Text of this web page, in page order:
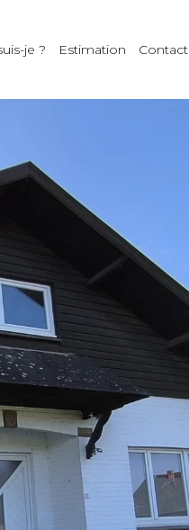
je ? Estimation Contact